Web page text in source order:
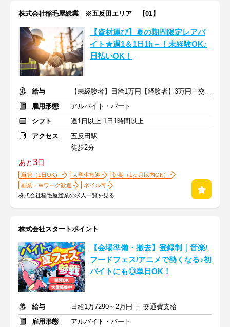
株式会社稲毛屋総業 ※五反田エリア 【01】
【資材運び】夏の期間限定レアバ
イト★週1＆1日1h～！未経験OK♪
日払いOK！
給与
【未経験者】日給1万円【経験者】3万円＋交通費支給
雇用形態
アルバイト・パート
シフト
週1日以上 1日1時間以上
アクセス
五反田駅
徒歩2分
あと3日
単発（1日OK） 大学生歓迎
短期（1ヶ月以内OK）
副業・Ｗワーク歓迎
ネイル可
株式会社稲毛屋総業の求人一覧を見る
株式会社スタートポイント
【会場準備・撤去】登録制｜音楽/
フードフェス/アニメで熱くなる♪初
バイトにも◎単日OK！
給与
日給1万7290～2万円 ＋ 交通費支給
雇用形態
アルバイト・パート